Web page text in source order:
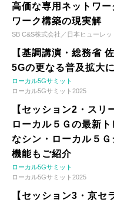
高価な専用ネットワ
ワーク構築の現実解
SB C&S株式会社／日本ヒューレ
【基調講演・総務省
5Gの更なる普及拡大
ローカル5Gサミット
ローカル5Gサミット2025
【セッション2・スリ
ローカル５Ｇの最新
なシン・ローカル５
機能もご紹介
ローカル5Gサミット
ローカル5Gサミット2025
【セッション3・京